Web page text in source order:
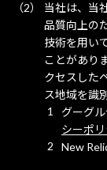
当社は、当
品質向上の
技術を用い
ことがあり
クセスした
ス地域を識
グーグ
シーポ
New